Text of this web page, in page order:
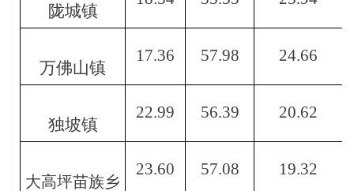
陇城镇
万佛山镇
17.36 57.98 24.66
独坡镇
22.99 56.39 20.62
大高坪苗族乡
23.60 57.08 19.32